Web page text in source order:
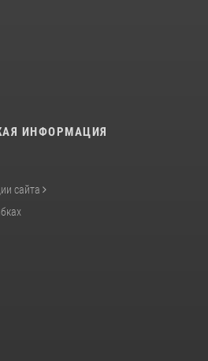
ИНФОРМАЦИЯ
сайта